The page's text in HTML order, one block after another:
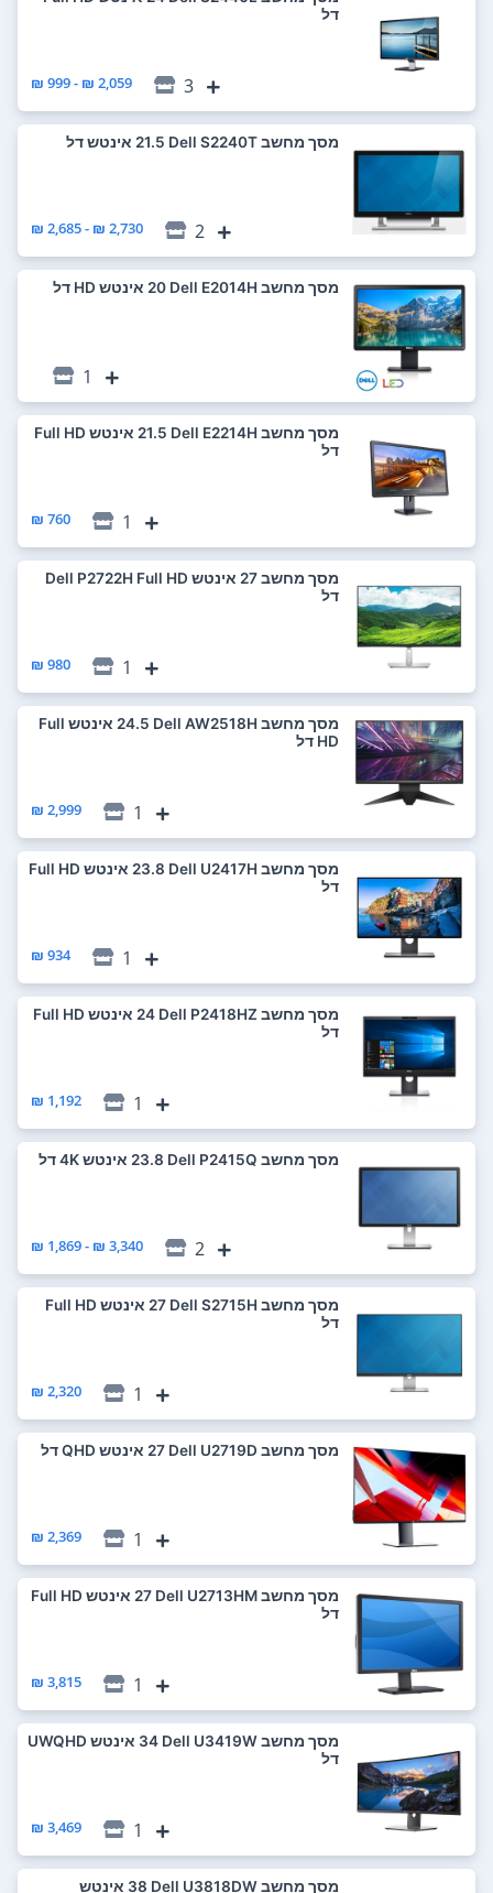
דל
3
2,059 ₪ - 999 ₪
מסך מחשב Dell S2240T ‏21.5 ‏אינטש דל
2
2,730 ₪ - 2,685 ₪
מסך מחשב Dell E2014H ‏20 ‏אינטש HD דל
1
מסך מחשב Dell E2214H ‏21.5 ‏אינטש Full HD
דל
1
760 ₪
מסך מחשב ‏27 ‏אינטש Dell P2722H Full HD
דל
1
980 ₪
מסך מחשב Dell AW2518H ‏24.5 ‏אינטש Full
HD דל
1
2,999 ₪
מסך מחשב Dell U2417H ‏23.8 ‏אינטש Full HD
דל
1
934 ₪
מסך מחשב Dell P2418HZ ‏24 ‏אינטש Full HD
דל
1
1,192 ₪
מסך מחשב Dell P2415Q ‏23.8 ‏אינטש 4K דל
2
3,340 ₪ - 1,869 ₪
מסך מחשב Dell S2715H ‏27 ‏אינטש Full HD
דל
1
2,320 ₪
מסך מחשב Dell U2719D ‏27 ‏אינטש QHD דל
1
2,369 ₪
מסך מחשב Dell U2713HM ‏27 ‏אינטש Full HD
דל
1
3,815 ₪
מסך מחשב Dell U3419W ‏34 ‏אינטש UWQHD
דל
1
3,469 ₪
מסך מחשב Dell U3818DW ‏38 ‏אינטש